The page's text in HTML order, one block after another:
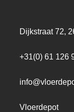
Dijkstraat 72,
+31(0) 61 126
Vloerdepot